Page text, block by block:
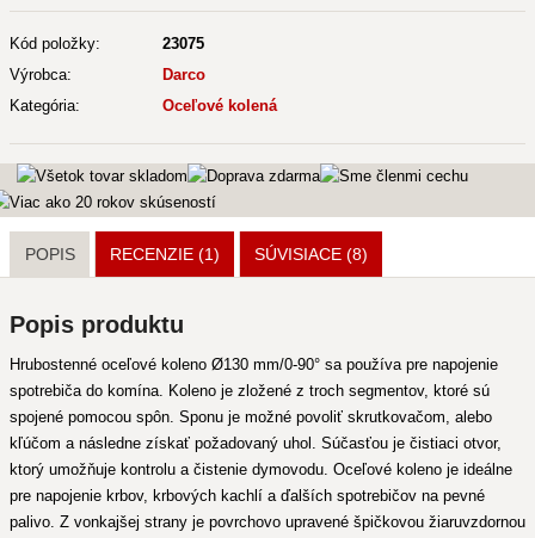
Kód položky:
23075
Výrobca:
Darco
Kategória:
Oceľové kolená
POPIS RECENZIE (1) SÚVISIACE (8)
Popis produktu
Hrubostenné oceľové koleno Ø130 mm/0-90° sa používa pre napojenie
spotrebiča do komína. Koleno je zložené z troch segmentov, ktoré sú
spojené pomocou spôn. Sponu je možné povoliť skrutkovačom, alebo
kľúčom a následne získať požadovaný uhol. Súčasťou je čistiaci otvor,
ktorý umožňuje kontrolu a čistenie dymovodu. Oceľové koleno je ideálne
pre napojenie krbov, krbových kachlí a ďalších spotrebičov na pevné
palivo. Z vonkajšej strany je povrchovo upravené špičkovou žiaruvzdornou